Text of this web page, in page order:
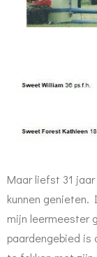
Maar liefst 31
kunnen genieten.
mijn leermeester
paardengebied is